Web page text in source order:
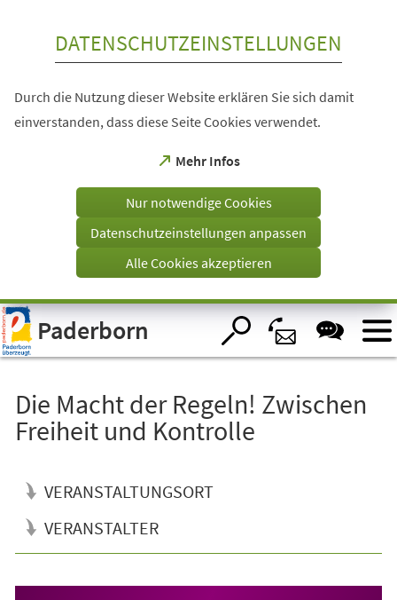
Visuelle
Assistenzsoftware
öffnen.
DATENSCHUTZEINSTELLUNGEN
Durch die Nutzung dieser Website erklären Sie sich damit
einverstanden, dass diese Seite Cookies verwendet.
Mehr Infos
(Öffnet
einem
Tab)
Nur notwendige Cookies
Datenschutzeinstellungen anpassen
Alle Cookies akzeptieren
Paderborn
Die Macht der Regeln! Zwischen
Freiheit und Kontrolle
VERANSTALTUNGSORT
VERANSTALTER